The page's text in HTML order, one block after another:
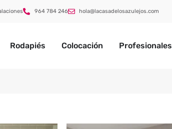
964 784 246 hola@lacasadelosazulejos.com
Rodapiés Colocación Profesionales